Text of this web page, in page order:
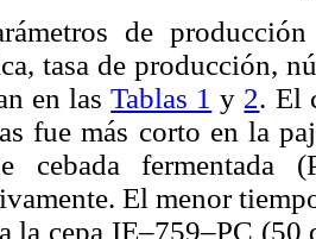
de
tasa de producción,
en lasTablas 1 y 2. El
fue más corto en la
cebada
El menor
la cepa IE–759–PC